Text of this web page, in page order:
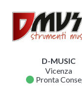
D-MUSIC
Vicenza
fiber_manual_record Pronta